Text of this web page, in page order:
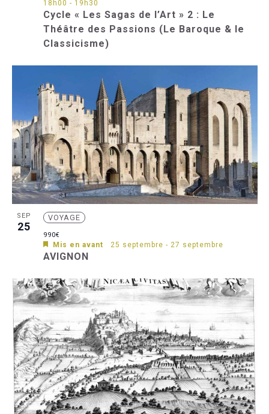
Cycle « Les Sagas de l’Art » 2 : Le
Théâtre des Passions (Le Baroque & le
Classicisme)
18h00 - 19h30
SEP
25
AVIGNON
VOYAGE
Mis en avant 25 septembre - 27 septembre
990€